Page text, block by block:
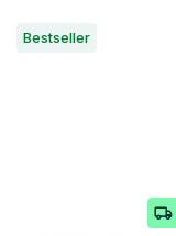
Bestseller